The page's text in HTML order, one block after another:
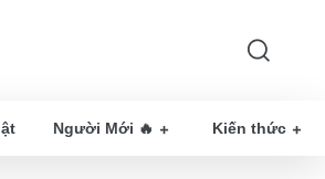
Người Mới 🔥 Kiến thức